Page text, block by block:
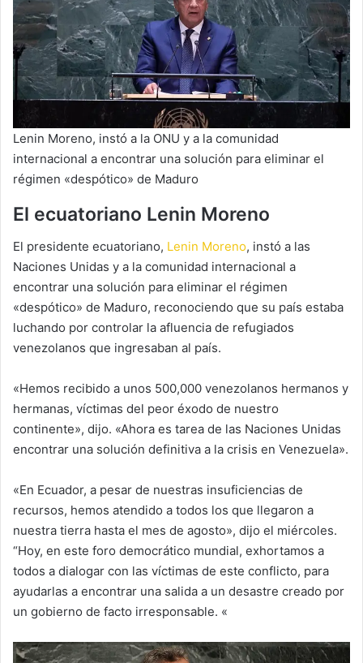
Lenin Moreno, instó a la ONU y a la comunidad
internacional a encontrar una solución para eliminar el
régimen «despótico» de Maduro
El ecuatoriano Lenin Moreno
El presidente ecuatoriano, Lenin Moreno, instó a las
Naciones Unidas y a la comunidad internacional a
encontrar una solución para eliminar el régimen
«despótico» de Maduro, reconociendo que su país estaba
luchando por controlar la afluencia de refugiados
venezolanos que ingresaban al país.
«Hemos recibido a unos 500,000 venezolanos hermanos y
hermanas, víctimas del peor éxodo de nuestro
continente», dijo. «Ahora es tarea de las Naciones Unidas
encontrar una solución definitiva a la crisis en Venezuela».
«En Ecuador, a pesar de nuestras insuficiencias de
recursos, hemos atendido a todos los que llegaron a
nuestra tierra hasta el mes de agosto», dijo el miércoles.
“Hoy, en este foro democrático mundial, exhortamos a
todos a dialogar con las víctimas de este conflicto, para
ayudarlas a encontrar una salida a un desastre creado por
un gobierno de facto irresponsable. «